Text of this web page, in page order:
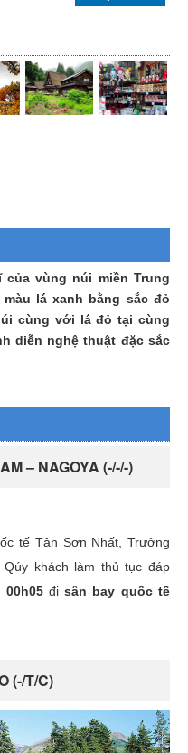
vùng núi miền Trung
lá xanh bằng sắc đỏ
cùng với lá đỏ tại cùng
diễn nghệ thuật đặc sắc
– NAGOYA (-/-/-)
tế Tân Sơn Nhất, Trưởng
khách làm thủ tục đáp
00h05 đisân bay quốc tế
(-/T/C)